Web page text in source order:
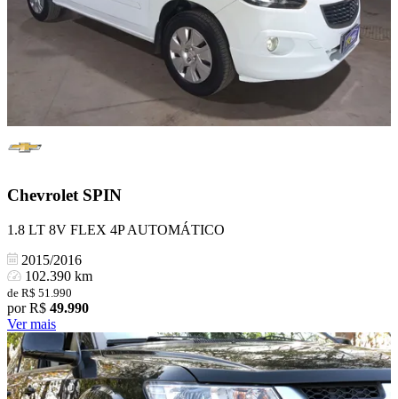
Chevrolet SPIN
1.8 LT 8V FLEX 4P AUTOMÁTICO
2015/2016
102.390 km
de R$ 51.990
por R$ 49.990
Ver mais